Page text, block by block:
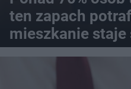
ten zapach
mieszkanie staje